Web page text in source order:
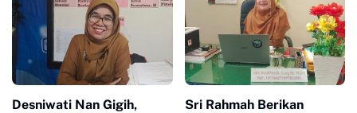
Desniwati Nan Gigih, Sri Rahmah Berikan